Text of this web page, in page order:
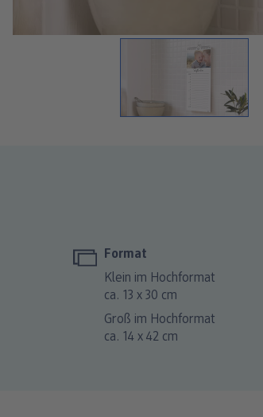
Format
Klein im Hochformat
ca. 13 x 30 cm
Groß im Hochformat
ca. 14 x 42 cm